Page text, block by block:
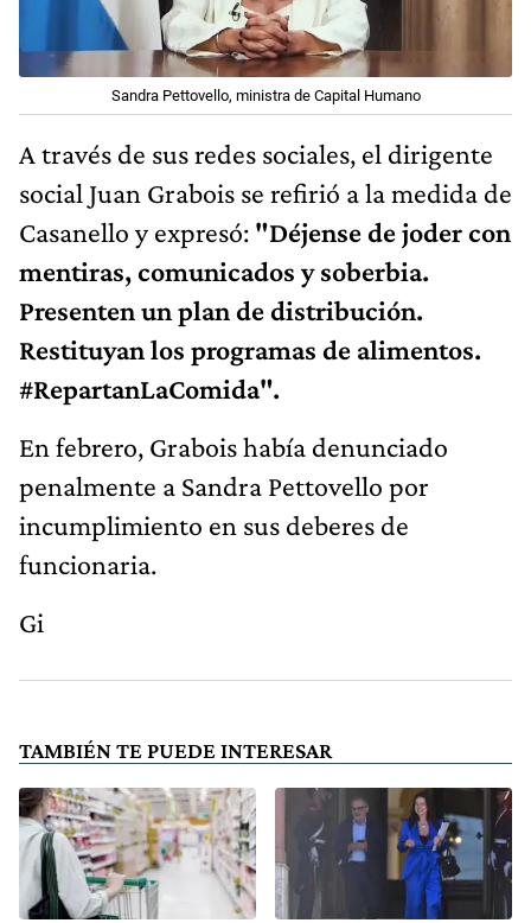
Sandra Pettovello, ministra de Capital Humano
A través de sus redes sociales, el dirigente
social Juan Grabois se refirió a la medida de
Casanello y expresó: "Déjense de joder con
mentiras, comunicados y soberbia.
Presenten un plan de distribución.
Restituyan los programas de alimentos.
#RepartanLaComida".
En febrero, Grabois había denunciado
penalmente a Sandra Pettovello por
incumplimiento en sus deberes de
funcionaria.
Gi
TAMBIÉN TE PUEDE INTERESAR